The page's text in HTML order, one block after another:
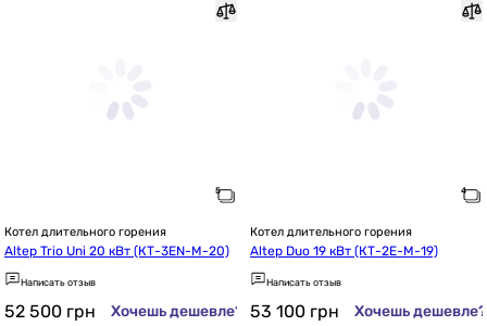
Котел длительного горения
Altep Trio Uni 20 кВт (КТ-3EN-M-20)
Написать отзыв
52 500 грн Хочешь дешевле?
Котел длительного горения
Altep Duo 19 кВт (КТ-2E-M-19)
Написать отзыв
53 100 грн Хочешь дешевле?